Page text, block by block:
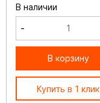
В наличии
-
В корзину
Купить в 1 клик